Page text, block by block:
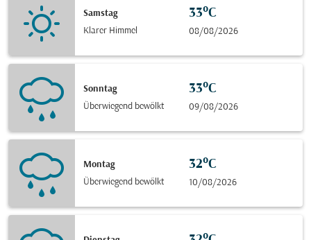
Samstag
Klarer Himmel
33°C
08/08/2026
Sonntag
Überwiegend bewölkt
33°C
09/08/2026
Montag
Überwiegend bewölkt
32°C
10/08/2026